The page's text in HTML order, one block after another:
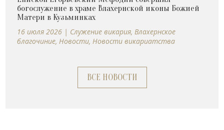
богослужение в храме Влахернской иконы Божией
Матери в Кузьминках
16 июля 2026 | Cлужение викария,Влахернское
благочиние,Новости,Новости викариатства
ВСЕ НОВОСТИ